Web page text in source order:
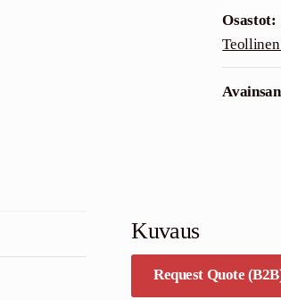
Osastot:
Teollinen
Kuvaus
Request Quote